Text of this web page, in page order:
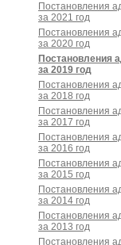
Постановления
за 2021 год
Постановления
за 2020 год
Постановления
за 2019 год
Постановления
за 2018 год
Постановления
за 2017 год
Постановления
за 2016 год
Постановления
за 2015 год
Постановления
за 2014 год
Постановления
за 2013 год
Постановления